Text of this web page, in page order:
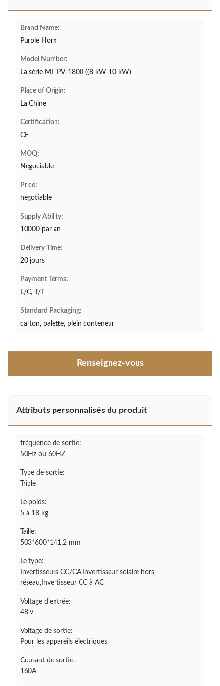
Brand Name:
Purple Horn
Model Number:
La série MITPV-1800 ((8 kW-10 kW)
Place of Origin:
La Chine
Certification:
CE
MOQ:
Négociable
Price:
negotiable
Supply Ability:
10000 par an
Delivery Time:
20 jours
Payment Terms:
L/C, T/T
Standard Packaging:
carton, palette, plein conteneur
Renseignez-vous
Attributs personnalisés du produit
fréquence de sortie:
50Hz ou 60HZ
Type de sortie:
Triple
Le poids:
5 à 18 kg
Taille:
503*600*141,2 mm
Le type:
Invertisseurs CC/CA,Invertisseur solaire hors
réseau,Invertisseur CC à AC
Voltage d'entrée:
48 v
Voltage de sortie:
Pour les appareils électriques
Courant de sortie:
160A